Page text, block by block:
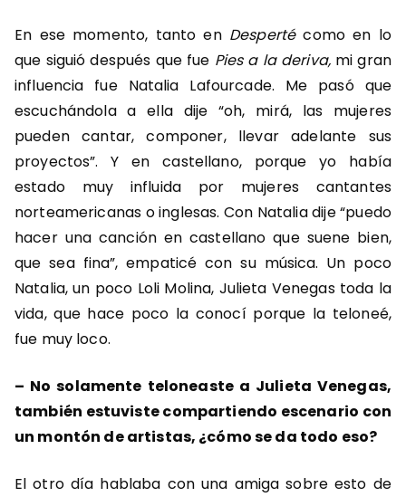
En ese momento, tanto en Despertécomo en lo
que siguió después que fue Pies a la deriva,mi gran
influencia fue Natalia Lafourcade. Me pasó que
escuchándola a ella dije “oh, mirá, las mujeres
pueden cantar, componer, llevar adelante sus
proyectos”. Y en castellano, porque yo había
estado muy influida por mujeres cantantes
norteamericanas o inglesas. Con Natalia dije “puedo
hacer una canción en castellano que suene bien,
que sea fina”, empaticé con su música. Un poco
Natalia, un poco Loli Molina, Julieta Venegas toda la
vida, que hace poco la conocí porque la teloneé,
fue muy loco.
– No solamente teloneaste a Julieta Venegas,
también estuviste compartiendo escenario con
un montón de artistas, ¿cómo se da todo eso?
El otro día hablaba con una amiga sobre esto de